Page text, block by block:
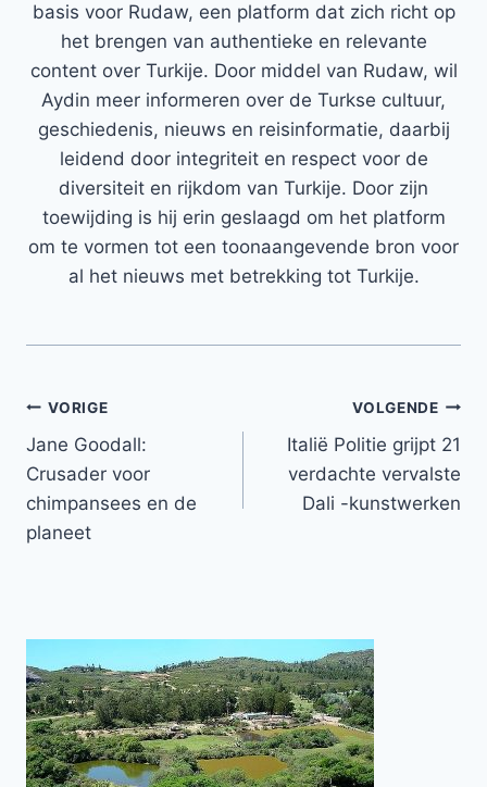
basis voor Rudaw, een platform dat zich richt op
het brengen van authentieke en relevante
content over Turkije. Door middel van Rudaw, wil
Aydin meer informeren over de Turkse cultuur,
geschiedenis, nieuws en reisinformatie, daarbij
leidend door integriteit en respect voor de
diversiteit en rijkdom van Turkije. Door zijn
toewijding is hij erin geslaagd om het platform
om te vormen tot een toonaangevende bron voor
al het nieuws met betrekking tot Turkije.
Bericht
navigatie
VORIGE
Jane Goodall:
Crusader voor
chimpansees en de
planeet
VOLGENDE
Italië Politie grijpt 21
verdachte vervalste
Dali -kunstwerken